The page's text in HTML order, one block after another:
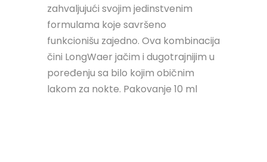
zahvaljujući svojim jedinstvenim
formulama koje savršeno
funkcionišu zajedno. Ova kombinacija
čini LongWaer jačim i dugotrajnijim u
poređenju sa bilo kojim običnim
lakom za nokte. Pakovanje 10 ml